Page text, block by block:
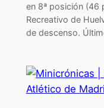
en 8ª posición (46
Recreativo de
de descenso.